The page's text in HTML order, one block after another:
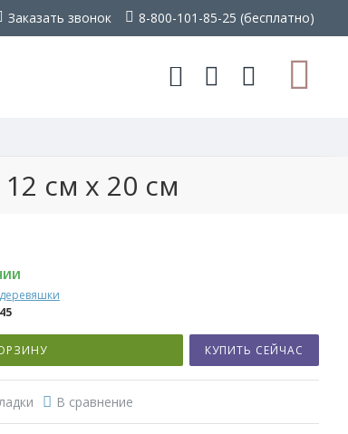
Заказать звонок 8-800-101-85-25 (бесплатно)
см x 20 см
КУПИТЬ СЕЙЧАС
В сравнение